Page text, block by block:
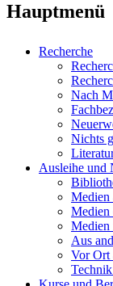
Hauptmenü
Recherche
Nach
Nichts
Ausleihe und
Medien
Medien
Medien
Aus
Vor Ort